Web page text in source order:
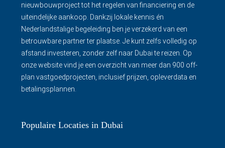
nieuwbouwproject tot het regelen van financiering en de
uiteindelijke aankoop. Dankzij lokale kennis én
Nederlandstalige begeleiding ben je verzekerd van een
betrouwbare partner ter plaatse. Je kunt zelfs volledig op
afstand investeren, zonder zelf naar Dubai te reizen. Op
onze website vind je een overzicht van meer dan 900 off-
plan vastgoedprojecten, inclusief prijzen, opleverdata en
betalingsplannen.
Populaire Locaties in Dubai